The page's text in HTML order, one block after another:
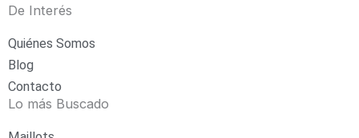
s
t
a
De Interés
Quiénes Somos
Blog
Contacto
Lo más Buscado